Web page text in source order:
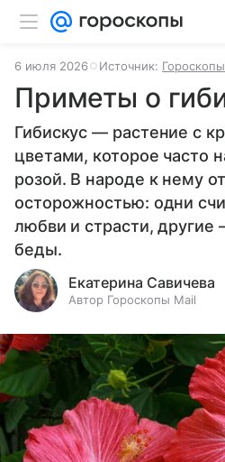
6 июля 2026 Источник:
Приметы о
Гибискус — растение с
цветами, которое часто
розой. В народе к нему
осторожностью: одни
любви и страсти,
беды.
Екатерина Савичева
Автор Гороскопы Mail